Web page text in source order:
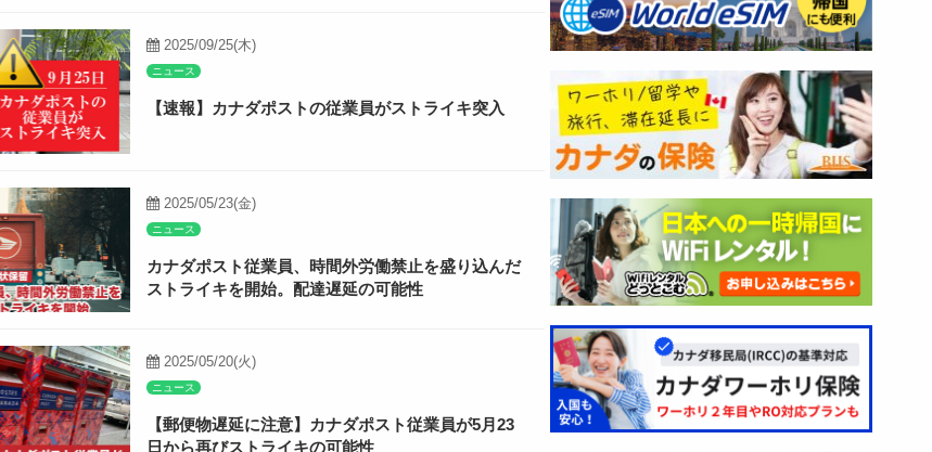
2025/09/25(木)
ニュース
【速報】カナダポストの従業員がストライキ突入
2025/05/23(金)
ニュース
カナダポスト従業員、時間外労働禁止を盛り込んだ
ストライキを開始。配達遅延の可能性
2025/05/20(火)
ニュース
【郵便物遅延に注意】カナダポスト従業員が5月23
日から再びストライキの可能性